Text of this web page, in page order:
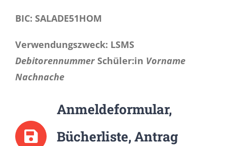
BIC: SALADE51HOM
Verwendungszweck: LSMS
DebitorennummerSchüler:in Vorname
Nachnache
Anmeldeformular,
Bücherliste, Antrag